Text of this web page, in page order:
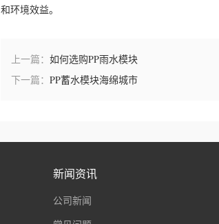
和环境效益。
上一篇： 如何选购PP雨水模块
下一篇： PP蓄水模块海绵城市
新闻资讯
公司新闻